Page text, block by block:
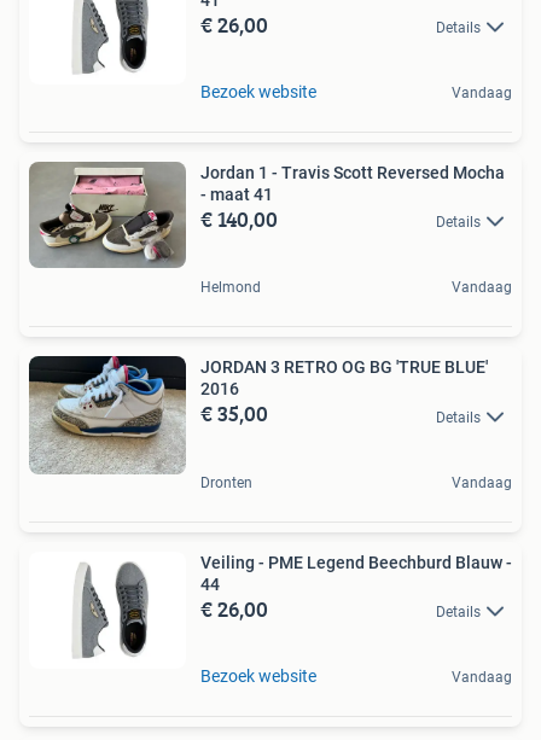
€ 26,00 Details
Bezoek website Vandaag
Jordan 1 - Travis Scott Reversed Mocha
- maat 41
€ 140,00 Details
Helmond Vandaag
JORDAN 3 RETRO OG BG 'TRUE BLUE'
2016
€ 35,00 Details
Dronten Vandaag
Veiling - PME Legend Beechburd Blauw -
44
€ 26,00 Details
Bezoek website Vandaag